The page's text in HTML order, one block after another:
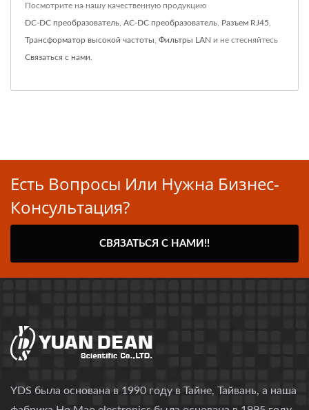
Посмотрите на нашу качественную продукцию
DC-DC преобразователь AC-DC преобразователь Разъем RJ45
Трансформатор высокой частоты Фильтры LAN и не стесняйтесь
Связаться с нами
Есть Вопросы Или Нужна Бизнес-
Консультация?
СВЯЗАТЬСЯ С НАМИ!!
YDS была основана в 1990 году в Тайне, Тайвань, а наша